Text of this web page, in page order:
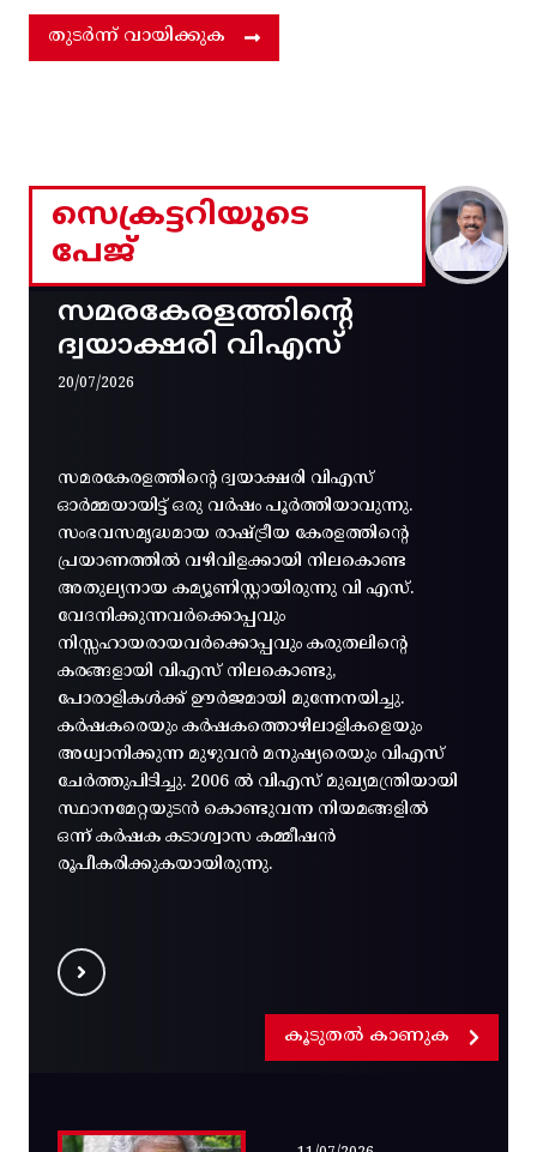
തുടർന്ന് വായിക്കുക
സെക്രട്ടറിയുടെ
പേജ്
സമരകേരളത്തിൻ്റെ
ദ്വയാക്ഷരി വിഎസ്
20/07/2026
സമരകേരളത്തിൻ്റെ ദ്വയാക്ഷരി വിഎസ്
ഓർമ്മയായിട്ട് ഒരു വർഷം പൂർത്തിയാവുന്നു.
സംഭവസമൃദ്ധമായ രാഷ്ട്രീയ കേരളത്തിന്റെ
പ്രയാണത്തിൽ വഴിവിളക്കായി നിലകൊണ്ട
അതുല്യനായ കമ്യൂണിസ്റ്റായിരുന്നു വി എസ്.
വേദനിക്കുന്നവർക്കൊപ്പവും
നിസ്സഹായരായവർക്കൊപ്പവും കരുതലിന്റെ
കരങ്ങളായി വിഎസ് നിലകൊണ്ടു,
പോരാളികൾക്ക് ഊർജമായി മുന്നേനയിച്ചു.
കർഷകരെയും കർഷകത്തൊഴിലാളികളെയും
അധ്വാനിക്കുന്ന മുഴുവൻ മനുഷ്യരെയും വിഎസ്
ചേർത്തുപിടിച്ചു. 2006 ൽ വിഎസ് മുഖ്യമന്ത്രിയായി
സ്ഥാനമേറ്റയുടൻ കൊണ്ടുവന്ന നിയമങ്ങളിൽ
ഒന്ന് കർഷക കടാശ്വാസ കമ്മീഷൻ
രൂപീകരിക്കുകയായിരുന്നു.
കൂടുതൽ കാണുക